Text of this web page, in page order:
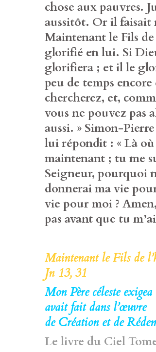
chose aux pauvres.
aussitôt. Or il faisait
Maintenant le Fils
glorifié en lui. Si
glorifiera ; et il le
peu de temps
chercherez, et,
vous ne pouvez pas
aussi. » Simon-
lui répondit : « Là
maintenant ; tu me
Seigneur, pourquoi
donnerai ma vie
vie pour moi ?
pas avant que tu
Maintenant le Fils de
Jn 13, 31
Mon Père céleste
avait fait dans l’œuvre
de Création et de
Le livre du Ciel